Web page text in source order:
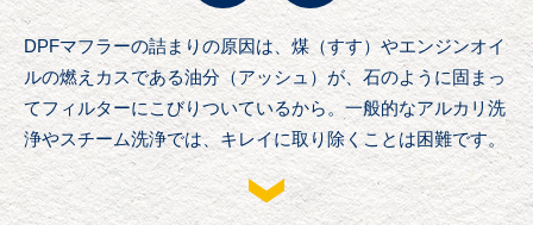
DPFマフラーの詰まりの原因は、煤（すす）やエンジンオイ
ルの燃えカスである油分（アッシュ）が、石のように固まっ
てフィルターにこびりついているから。 一般的なアルカリ洗
浄やスチーム洗浄では、キレイに取り除くことは困難です。